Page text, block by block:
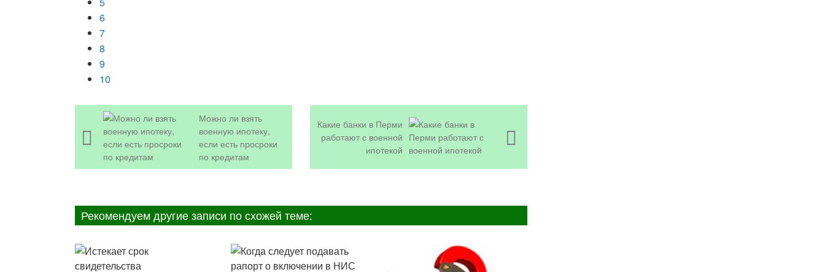
6
7
8
9
10
Можно ли взять
военную ипотеку,
если есть просроки
по кредитам
Какие банки в Перми
работают с военной
ипотекой
Рекомендуем другие записи по схожей теме: